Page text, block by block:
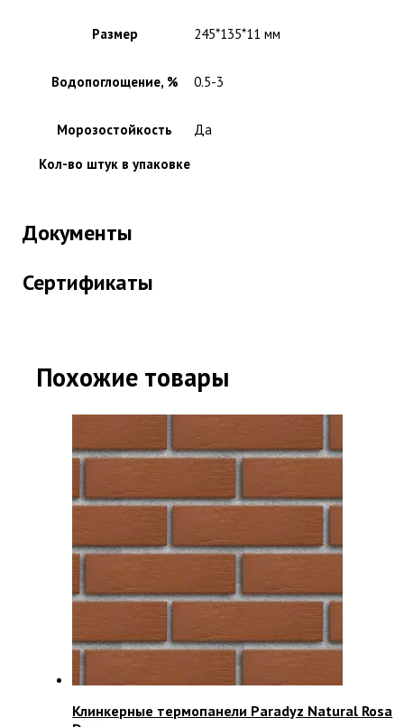
Размер 245*135*11 мм
Водопоглощение, % 0.5-3
Морозостойкость
Да
Кол-во штук в упаковке
Документы
Сертификаты
Похожие товары
Клинкерные термопанели Paradyz Natural Rosa